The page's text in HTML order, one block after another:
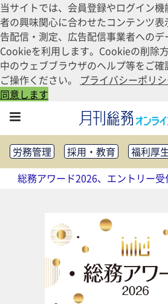
当サイトでは、会員登録やログイン
者の興味関心に合わせたコンテンツ
告配信・測定、広告配信事業者への
Cookieを利用します。Cookieの削除
中のウェブブラウザのヘルプ等をご
ご操作ください。 プライバシーポリ
同意します
労務管理 採用・教育
福利厚
健康経営
働き方改革
法務・コンプライアンス
社外・社内広報
社外・社内コミュニケーション活性
FM・オフィス移転
CSR・SDGs
テクノロジー活用・DX
助成金・補助金・コスト削減
アウトソーシング・BPO
調査・
総務アワード2026、エントリー受